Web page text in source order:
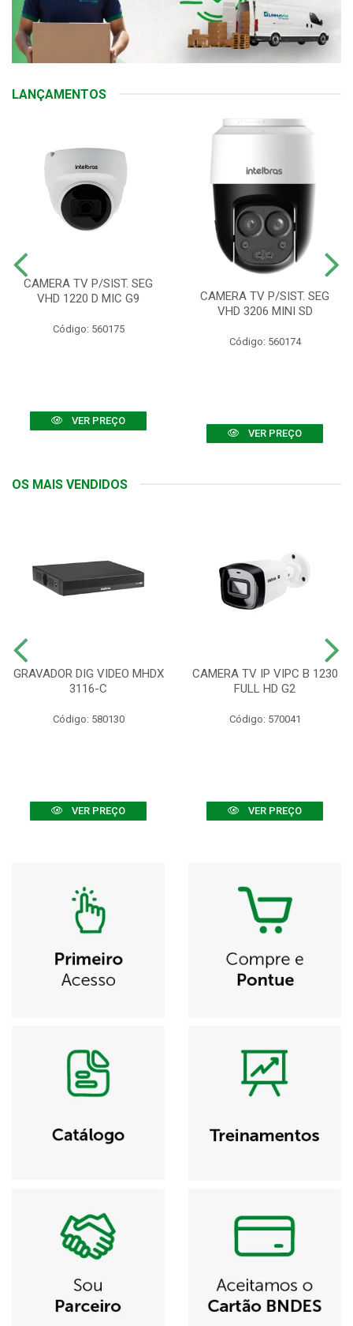
LANÇAMENTOS
CAMERA TV P/SIST. SEG
VHD 1220 D MIC G9
Código: 560175
VER PREÇO
CAMERA TV P/SIST. SEG
VHD 3206 MINI SD
Código: 560174
VER PREÇO
OS MAIS VENDIDOS
GRAVADOR DIG VIDEO MHDX
3116-C
Código: 580130
VER PREÇO
CAMERA TV IP VIPC B 1230
FULL HD G2
Código: 570041
VER PREÇO